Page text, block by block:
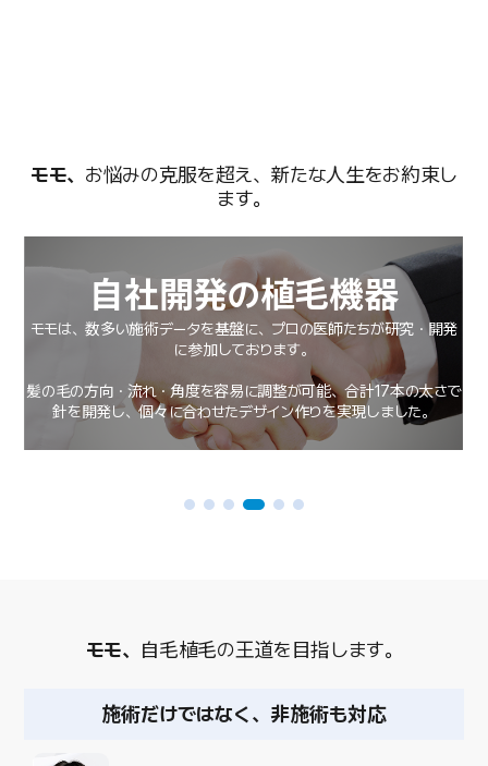
モモ、 お悩みの克服を超え、新たな人生をお約束し
ます。
自社開発の植毛機器
モモは、数多い施術データを基盤に、プロの医師たちが研究・開発
に参加しております。
髪の毛の方向・流れ・角度を容易に調整が可能、合計17本の太さで
針を開発し、個々に合わせたデザイン作りを実現しました。
モモ、 自毛植毛の王道を目指します。
施術だけではなく、非施術も対応